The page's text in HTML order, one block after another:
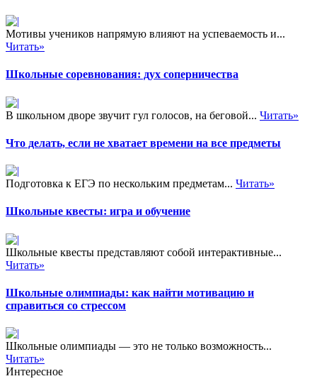
Мотивы учеников напрямую влияют на успеваемость и...
Читать»
Школьные соревнования: дух соперничества
В школьном дворе звучит гул голосов, на беговой... Читать»
Что делать, если не хватает времени на все предметы
Подготовка к ЕГЭ по нескольким предметам... Читать»
Школьные квесты: игра и обучение
Школьные квесты представляют собой интерактивные...
Читать»
Школьные олимпиады: как найти мотивацию и
справиться со стрессом
Школьные олимпиады — это не только возможность...
Читать»
Интересное